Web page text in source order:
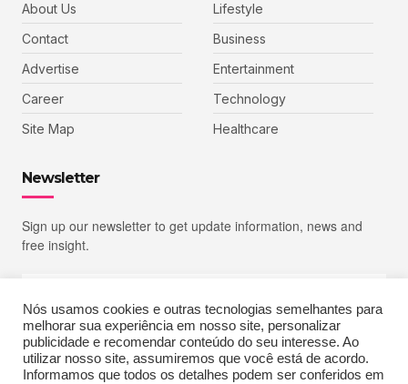
About Us
Contact
Advertise
Career
Site Map
Lifestyle
Business
Entertainment
Technology
Healthcare
Newsletter
Sign up our newsletter to get update information, news and
free insight.
SIGN UP
Nós usamos cookies e outras tecnologias semelhantes para
melhorar sua experiência em nosso site, personalizar
publicidade e recomendar conteúdo do seu interesse. Ao
utilizar nosso site, assumiremos que você está de acordo.
Informamos que todos os detalhes podem ser conferidos em